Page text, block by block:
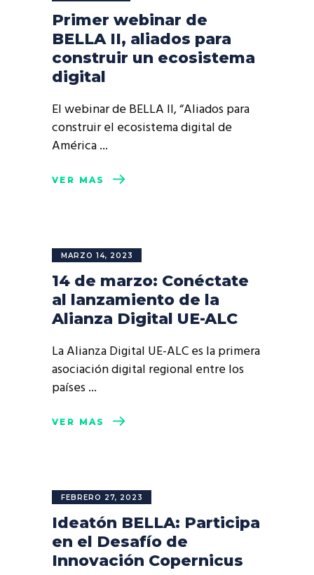
Primer webinar de
BELLA II, aliados para
construir un ecosistema
digital
El webinar de BELLA II, “Aliados para
construir el ecosistema digital de
América
VER MÁS
MARZO 14, 2023
14 de marzo: Conéctate
al lanzamiento de la
Alianza Digital UE-ALC
La Alianza Digital UE-ALC es la primera
asociación digital regional entre los
países
VER MÁS
FEBRERO 27, 2023
Ideatón BELLA: Participa
en el Desafío de
Innovación Copernicus